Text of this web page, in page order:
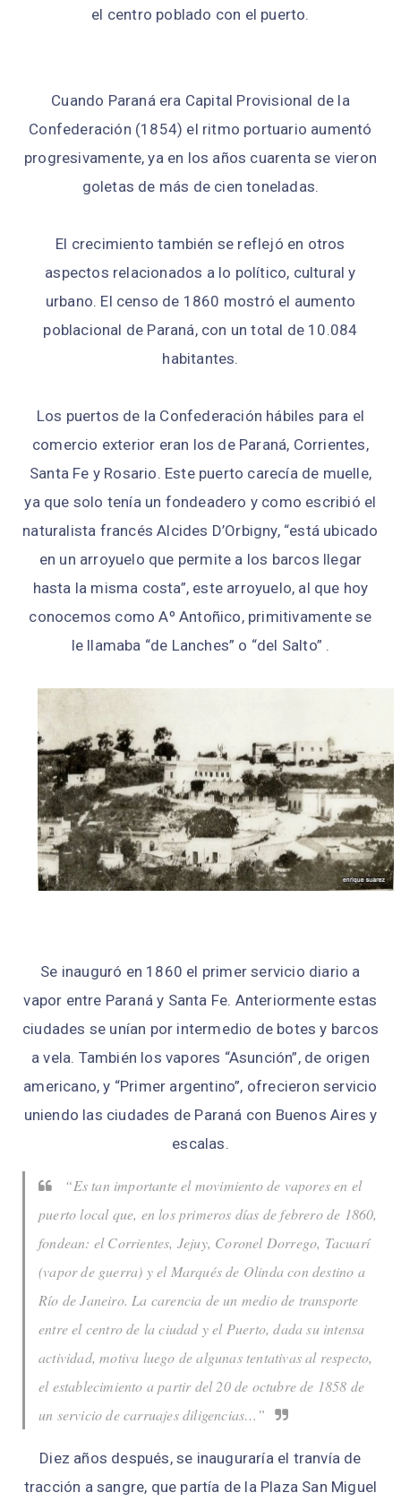
el centro poblado con el puerto.
Cuando Paraná era Capital Provisional de la
Confederación (1854) el ritmo portuario aumentó
progresivamente, ya en los años cuarenta se vieron
goletas de más de cien toneladas.
El crecimiento también se reflejó en otros
aspectos relacionados a lo político, cultural y
urbano. El censo de 1860 mostró el aumento
poblacional de Paraná, con un total de 10.084
habitantes.
Los puertos de la Confederación hábiles para el
comercio exterior eran los de Paraná, Corrientes,
Santa Fe y Rosario. Este puerto carecía de muelle,
ya que solo tenía un fondeadero y como escribió el
naturalista francés Alcides D’Orbigny, “está ubicado
en un arroyuelo que permite a los barcos llegar
hasta la misma costa”, este arroyuelo, al que hoy
conocemos como Aº Antoñico, primitivamente se
le llamaba “de Lanches” o “del Salto” .
Se inauguró en 1860 el primer servicio diario a
vapor entre Paraná y Santa Fe. Anteriormente estas
ciudades se unían por intermedio de botes y barcos
a vela. También los vapores “Asunción”, de origen
americano, y “Primer argentino”, ofrecieron servicio
uniendo las ciudades de Paraná con Buenos Aires y
escalas.
“Es tan importante el movimiento de vapores en el
puerto local que, en los primeros días de febrero de 1860,
fondean: el Corrientes, Jejuy, Coronel Dorrego, Tacuarí
(vapor de guerra) y el Marqués de Olinda con destino a
Río de Janeiro. La carencia de un medio de transporte
entre el centro de la ciudad y el Puerto, dada su intensa
actividad, motiva luego de algunas tentativas al respecto,
el establecimiento a partir del 20 de octubre de 1858 de
un servicio de carruajes diligencias…”
Diez años después, se inauguraría el tranvía de
tracción a sangre, que partía de la Plaza San Miguel